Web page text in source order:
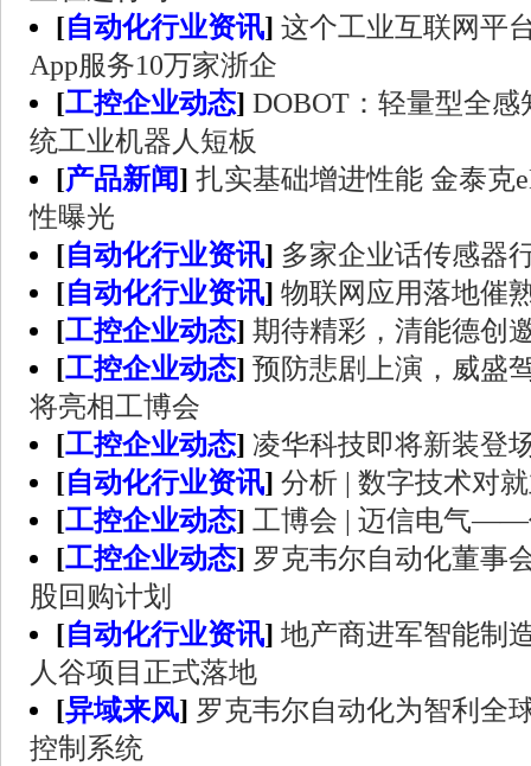
[自动化行业资讯] 这个工业互联网平
App服务10万家浙企
[工控企业动态] DOBOT：轻量型全
统工业机器人短板
[产品新闻] 扎实基础增进性能 金泰克
性曝光
[自动化行业资讯] 多家企业话传感器
[自动化行业资讯] 物联网应用落地催
[工控企业动态] 期待精彩，清能德创
[工控企业动态] 预防悲剧上演，威盛
将亮相工博会
[工控企业动态] 凌华科技即将新装登
[自动化行业资讯] 分析 | 数字技术对
[工控企业动态] 工博会 | 迈信电气——
[工控企业动态] 罗克韦尔自动化董事
股回购计划
[自动化行业资讯] 地产商进军智能制
人谷项目正式落地
[异域来风] 罗克韦尔自动化为智利全
控制系统